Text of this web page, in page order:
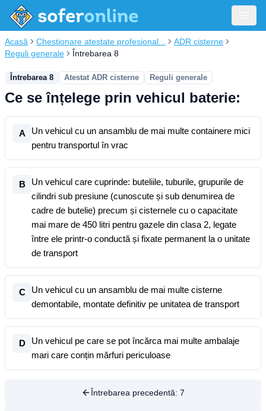
Acasă Chestionare atestate profesional...
ADR cisterne
Reguli generale
Întrebarea 8
Întrebarea 8 Atestat ADR cisterne Reguli generale
Ce se înțelege prin vehicul baterie:
A
Un vehicul cu un ansamblu de mai multe containere mici
pentru transportul în vrac
B
Un vehicul care cuprinde: buteliile, tuburile, grupurile de
cilindri sub presiune (cunoscute și sub denumirea de
cadre de butelie) precum și cisternele cu o capacitate
mai mare de 450 litri pentru gazele din clasa 2, legate
între ele printr-o conductă și fixate permanent la o unitate
de transport
C
Un vehicul cu un ansamblu de mai multe cisterne
demontabile, montate definitiv pe unitatea de transport
D
Un vehicul pe care se pot încărca mai multe ambalaje
mari care conțin mărfuri periculoase
Întrebarea precedentă: 7